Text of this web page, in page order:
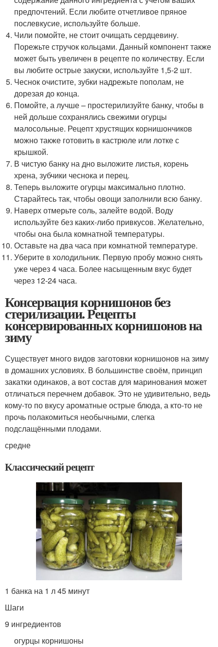
предпочтений. Если любите отчетливое пряное
послевкусие, используйте больше.
Чили помойте, не стоит очищать сердцевину.
Порежьте стручок кольцами. Данный компонент также
может быть увеличен в рецепте по количеству. Если
вы любите острые закуски, используйте 1,5-2 шт.
Чеснок очистите, зубки надрежьте пополам, не
дорезая до конца.
Помойте, а лучше – простерилизуйте банку, чтобы в
ней дольше сохранялись свежими огурцы
малосольные. Рецепт хрустящих корнишончиков
можно также готовить в кастрюле или лотке с
крышкой.
В чистую банку на дно выложите листья, корень
хрена, зубчики чеснока и перец.
Теперь выложите огурцы максимально плотно.
Старайтесь так, чтобы овощи заполнили всю банку.
Наверх отмерьте соль, залейте водой. Воду
используйте без каких-либо привкусов. Желательно,
чтобы она была комнатной температуры.
Оставьте на два часа при комнатной температуре.
Уберите в холодильник. Первую пробу можно снять
уже через 4 часа. Более насыщенным вкус будет
через 12-24 часа.
Консервация корнишонов без
стерилизации. Рецепты
консервированных корнишонов на
зиму
Существует много видов заготовки корнишонов на зиму
в домашних условиях. В большинстве своём, принцип
закатки одинаков, а вот состав для маринования может
отличаться перечнем добавок. Это не удивительно, ведь
кому-то по вкусу ароматные острые блюда, а кто-то не
прочь полакомиться необычными, слегка
подслащёнными плодами.
средне
Классический рецепт
1 банка на 1 л 45 минут
Шаги
9 ингредиентов
огурцы корнишоны